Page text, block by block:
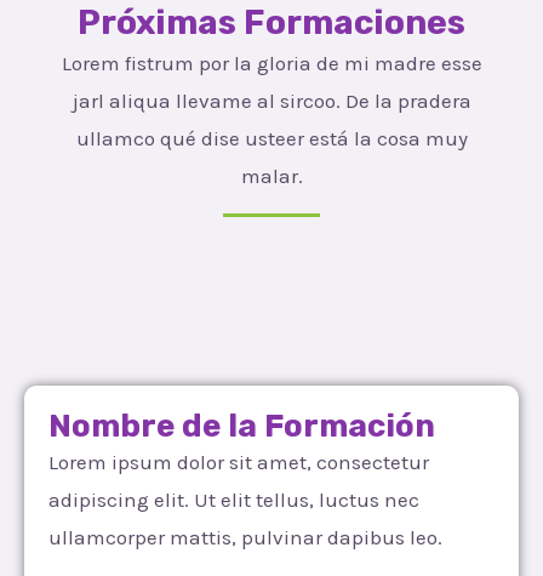
Próximas Formaciones
Lorem fistrum por la gloria de mi madre esse
jarl aliqua llevame al sircoo. De la pradera
ullamco qué dise usteer está la cosa muy
malar.
Nombre de la Formación
Lorem ipsum dolor sit amet, consectetur
adipiscing elit. Ut elit tellus, luctus nec
ullamcorper mattis, pulvinar dapibus leo.